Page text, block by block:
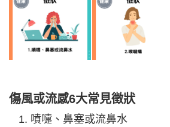
傷風或流感6大常見徵狀
噴嚏、鼻塞或流鼻水